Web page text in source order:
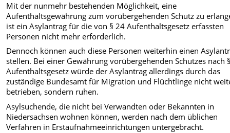
Mit der nunmehr bestehenden Möglichkeit, eine
Aufenthaltsgewährung zum vorübergehenden Schutz zu
ist ein Asylantrag für die von § 24 Aufenthaltsgesetz erfassten
Personen nicht mehr erforderlich.
Dennoch können auch diese Personen weiterhin einen
stellen. Bei einer Gewährung vorübergehenden Schutzes nach
Aufenthaltsgesetz würde der Asylantrag allerdings durch das
zuständige Bundesamt für Migration und Flüchtlinge nicht
betrieben, sondern ruhen.
Asylsuchende, die nicht bei Verwandten oder Bekannten in
Niedersachsen wohnen können, werden nach dem üblichen
Verfahren in Erstaufnahmeeinrichtungen untergebracht.